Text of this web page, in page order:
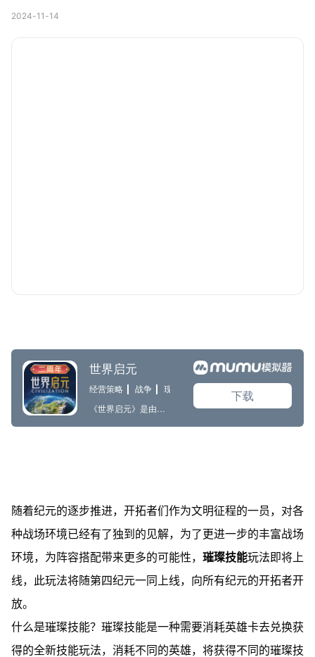
2024-11-14
随着纪元的逐步推进，开拓者们作为文明征程的一员，对各
种战场环境已经有了独到的见解，为了更进一步的丰富战场
环境，为阵容搭配带来更多的可能性， 璀璨技能玩法即将上
线，此玩法将随第四纪元一同上线，向所有纪元的开拓者开
放。
什么是璀璨技能？璀璨技能是一种需要消耗英雄卡去兑换获
得的全新技能玩法，消耗不同的英雄，将获得不同的璀璨技